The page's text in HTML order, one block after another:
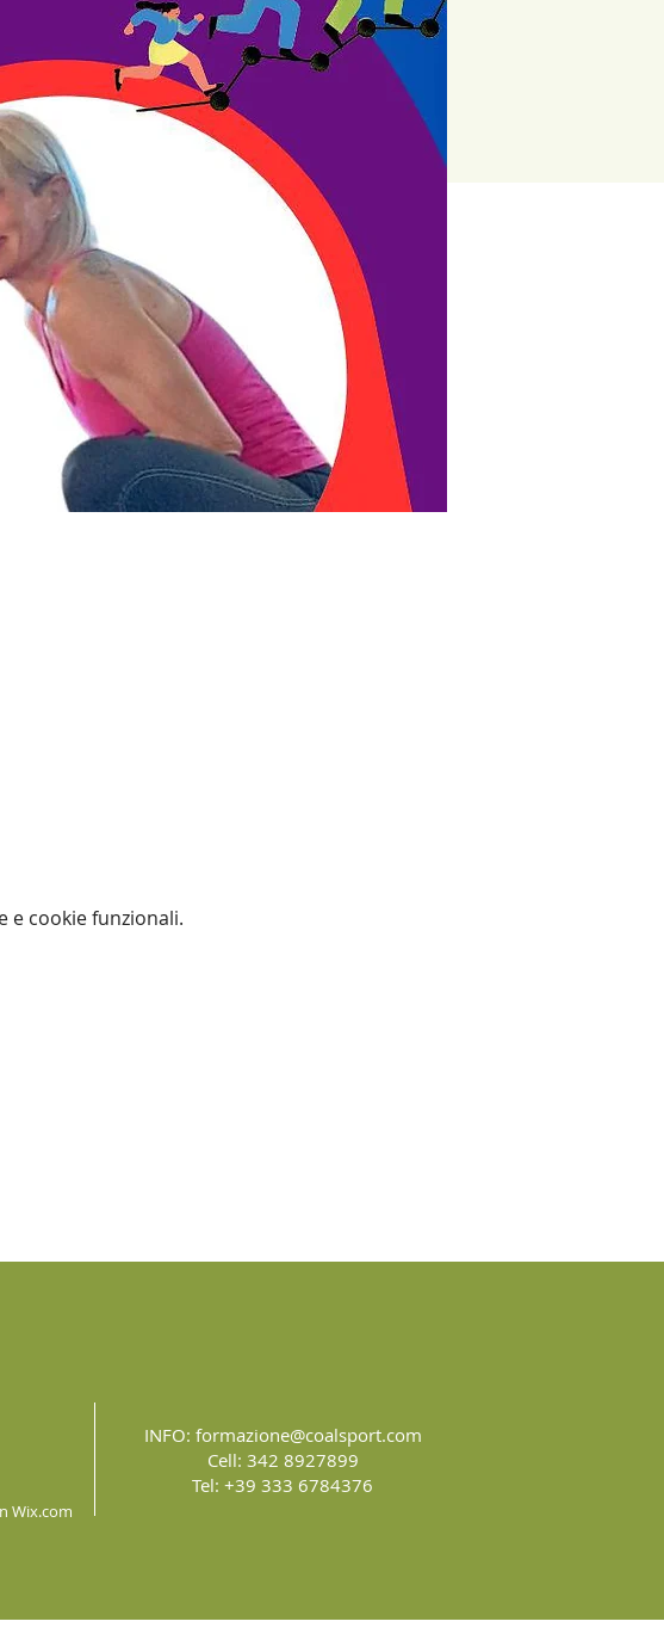
e cookie funzionali.
INFO: formazione@coalsport.com
Cell: 342 8927899
Tel: +39 333 6784376
Wix.com